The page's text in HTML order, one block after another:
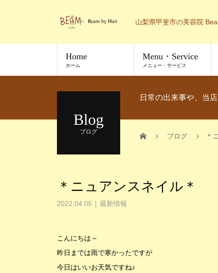
山梨県甲斐市の美容院
Home
ホーム
Menu・Service
メニュー・サービス
Blog
ブログ
日常の出来事や、当
ブログ ＊
＊ニュアンスネイル＊
2022.04.05 最新情報
こんにちは～
昨日までは雨で寒かったですが
今日はいいお天気ですね♪